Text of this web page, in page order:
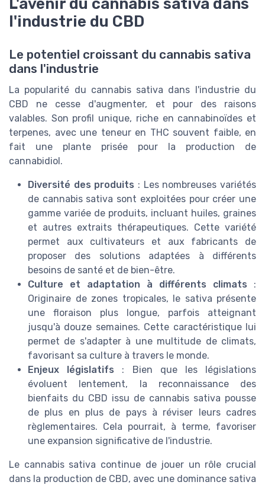
l'industrie du CBD
Le potentiel croissant du cannabis sativa
dans l'industrie
La popularité du cannabis sativa dans l'industrie du
CBD ne cesse d'augmenter, et pour des raisons
valables. Son profil unique, riche en cannabinoïdes et
terpenes, avec une teneur en THC souvent faible, en
fait une plante prisée pour la production de
cannabidiol.
Diversité des produits : Les nombreuses variétés
de cannabis sativa sont exploitées pour créer une
gamme variée de produits, incluant huiles, graines
et autres extraits thérapeutiques. Cette variété
permet aux cultivateurs et aux fabricants de
proposer des solutions adaptées à différents
besoins de santé et de bien-être.
Culture et adaptation à différents climats :
Originaire de zones tropicales, le sativa présente
une floraison plus longue, parfois atteignant
jusqu'à douze semaines. Cette caractéristique lui
permet de s'adapter à une multitude de climats,
favorisant sa culture à travers le monde.
Enjeux législatifs : Bien que les législations
évoluent lentement, la reconnaissance des
bienfaits du CBD issu de cannabis sativa pousse
de plus en plus de pays à réviser leurs cadres
règlementaires. Cela pourrait, à terme, favoriser
une expansion significative de l'industrie.
Le cannabis sativa continue de jouer un rôle crucial
dans la production de CBD, avec une dominance sativa